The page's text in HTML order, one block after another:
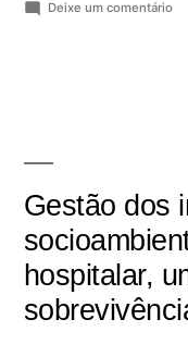
Deixe um comentário
Gestão dos
hospitalar,